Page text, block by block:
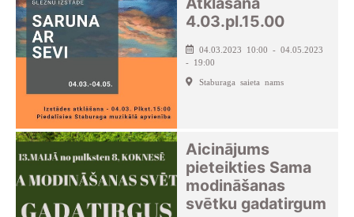
4.03.pl.15.00
04.03.2023 10:00 - 04.05.2023
- 19:00
Staburaga saieta nams
Aicinājums
pieteikties Sama
modināšanas
svētku gadatirgum